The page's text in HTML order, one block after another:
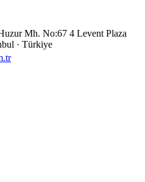
Mh. No:67 4 Levent Plaza
· Türkiye